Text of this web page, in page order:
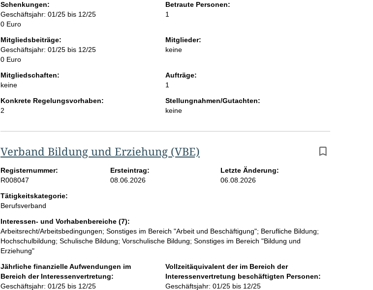
i
e
Schenkungen:
Geschäftsjahr: 01/25 bis 12/25
0 Euro
Betraute Personen:
1
Mitgliedsbeiträge:
Geschäftsjahr: 01/25 bis 12/25
0 Euro
Mitglieder:
keine
Mitgliedschaften:
keine
Aufträge:
1
Konkrete Regelungsvorhaben:
2
Stellungnahmen/Gutachten:
keine
Verband Bildung und Erziehung (VBE)
Registernummer:
R008047
Ersteintrag:
08.06.2026
Letzte Änderung:
06.08.2026
Tätigkeitskategorie:
Berufsverband
Interessen- und Vorhabenbereiche (7):
Arbeitsrecht/Arbeitsbedingungen; Sonstiges im Bereich "Arbeit und Beschäftigung"; Berufliche Bildung;
Hochschulbildung; Schulische Bildung; Vorschulische Bildung; Sonstiges im Bereich "Bildung und
Erziehung"
Jährliche finanzielle Aufwendungen im
Bereich der Interessenvertretung:
Geschäftsjahr: 01/25 bis 12/25
Vollzeitäquivalent der im Bereich der
Interessenvertretung beschäftigten Personen:
Geschäftsjahr: 01/25 bis 12/25